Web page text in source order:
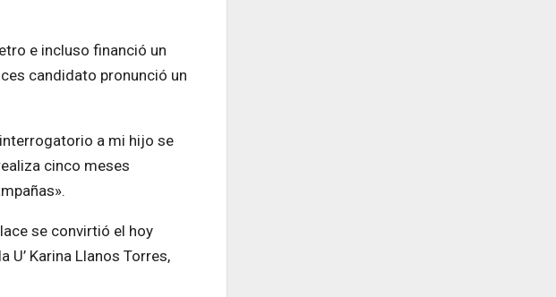
e incluso financió un
candidato pronunció un
a mi hijo se
cinco meses
se convirtió el hoy
Karina Llanos Torres,